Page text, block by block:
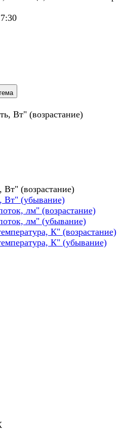
Вт" (возрастание)
(возрастание)
Вт" (убывание)
лм" (возрастание)
лм" (убывание)
К" (возрастание)
К" (убывание)